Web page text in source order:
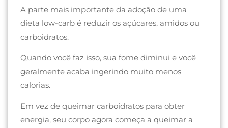
A parte mais importante da adoção de uma
dieta low-carb é reduzir os açúcares, amidos ou
carboidratos.
Quando você faz isso, sua fome diminui e você
geralmente acaba ingerindo muito menos
calorias.
Em vez de queimar carboidratos para obter
energia, seu corpo agora começa a queimar a